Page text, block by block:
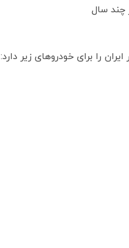
سال
را برای خودروهای زیر دارد: